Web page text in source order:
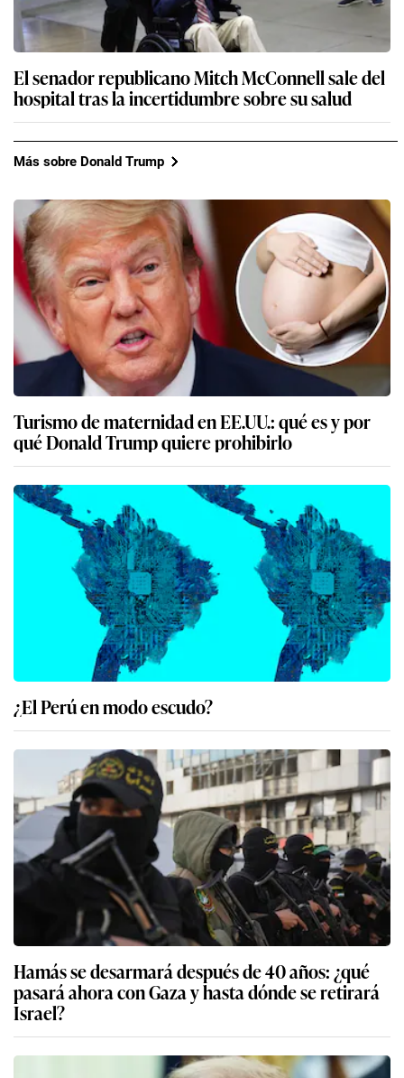
El senador republicano Mitch McConnell sale del
hospital tras la incertidumbre sobre su salud
Más sobre Donald Trump
Turismo de maternidad en EE.UU.: qué es y por
qué Donald Trump quiere prohibirlo
¿El Perú en modo escudo?
Hamás se desarmará después de 40 años: ¿qué
pasará ahora con Gaza y hasta dónde se retirará
Israel?